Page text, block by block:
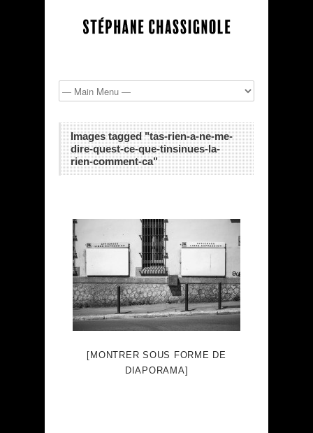
Images tagged "tas-rien-a-ne-me-
dire-quest-ce-que-tinsinues-la-
rien-comment-ca"
[MONTRER SOUS FORME DE
DIAPORAMA]